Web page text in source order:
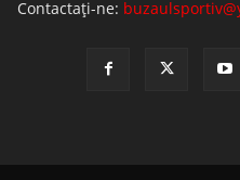
Contactați-ne: